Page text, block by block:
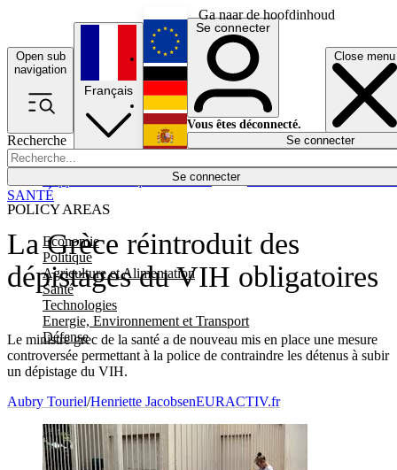
Ga naar de hoofdinhoud
Open sub
navigation
Close menu
Recherche
Se connecter
POLICY AREAS
Economie
Politique
Agriculture et Alimentation
Santé
Technologies
Energie, Environnement et Transport
Défense
Économie
Français
English
Deutsch
Español
Se connecter
Vous êtes déconnecté.
Se connecter
La Grèce réintroduit des
dépistages du VIH obligatoires
Le ministre grec de la santé a de nouveau mis en place une mesure
controversée permettant à la police de contraindre les détenus à subir
un dépistage du VIH.
SANTÉ
Aubry Touriel/Henriette JacobsenEURACTIV.fr